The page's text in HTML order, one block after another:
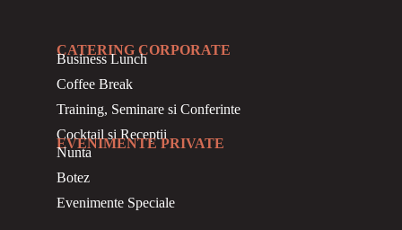
CATERING CORPORATE
BusinessLunch
Coffee Break
Training, Seminare si Conferinte
Cocktail si Receptii
EVENIMENTE PRIVATE
Nunta
Botez
Evenimente Speciale